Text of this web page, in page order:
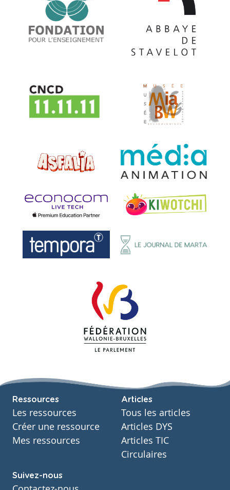
Ressources
Les ressources
Créer une ressource
Mes ressources
Articles
Tous les articles
Articles DYS
Articles TIC
Circulaires
Suivez-nous